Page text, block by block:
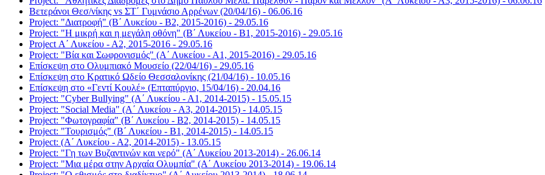
Βετεράνοι Θεσ/νίκης vs ΣΤ΄ Γυμνάσιο Αρρένων (20/04/16) - 06.06.16
Project: "Διατροφή" (Β΄ Λυκείου - Β2, 2015-2016) - 29.05.16
Project: "Η μικρή και η μεγάλη οθόνη" (Β΄ Λυκείου - Β1, 2015-2016) - 29.05.16
Project Α΄ Λυκείου - Α2, 2015-2016 - 29.05.16
Project: "Βία και Σωφρονισμός" (Α΄ Λυκείου - Α1, 2015-2016) - 29.05.16
Επίσκεψη στο Ολυμπιακό Μουσείο (22/04/16) - 29.05.16
Επίσκεψη στο Kρατικό Ωδείο Θεσσαλονίκης (21/04/16) - 10.05.16
Επίσκεψη στο «Γεντί Κουλέ» (Επταπύργιο, 15/04/16) - 20.04.16
Project: "Cyber Bullying" (Α΄ Λυκείου - Α1, 2014-2015) - 15.05.15
Project: "Social Media" (Α΄ Λυκείου - Α3, 2014-2015) - 14.05.15
Project: "Φωτογραφία" (Β΄ Λυκείου - Β2, 2014-2015) - 14.05.15
Project: "Τουρισμός" (Β΄ Λυκείου - Β1, 2014-2015) - 14.05.15
Project: (Α΄ Λυκείου - Α2, 2014-2015) - 13.05.15
Project: "Γη των Βυζαντινών και νερό" (Α΄ Λυκείου 2013-2014) - 26.06.14
Project: "Μια μέρα στην Αρχαία Ολυμπία" (Α΄ Λυκείου 2013-2014) - 19.06.14